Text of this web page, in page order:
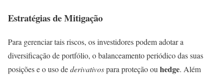
Estratégias de Mitigação
Para gerenciar tais riscos, os investidores podem adotar a
diversificação de portfólio, o balanceamento periódico das suas
posições e o uso dederivativospara proteção ou hedge. Além